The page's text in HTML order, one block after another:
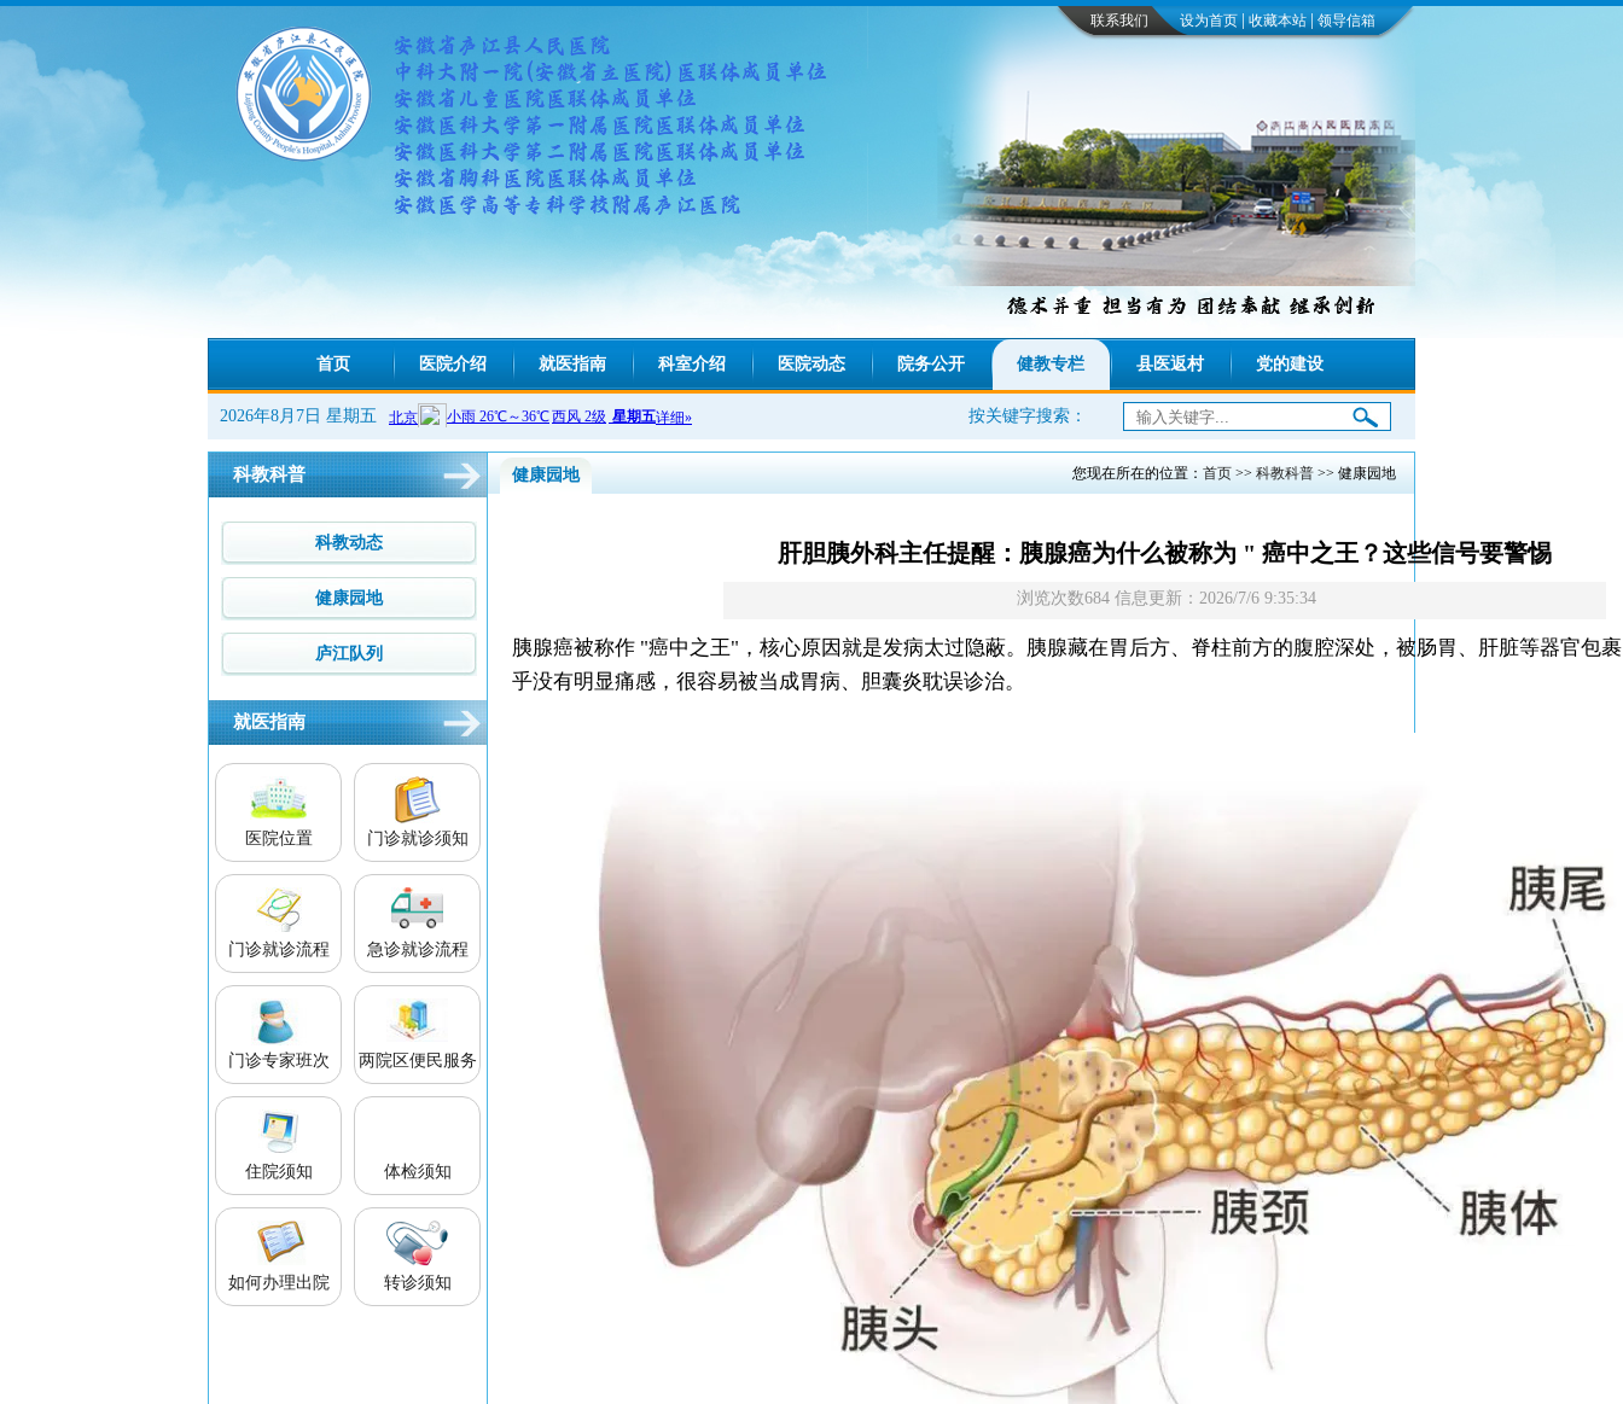
联系我们 设为首页 收藏本站 领导信箱
首页 医院介绍 就医指南 科室介绍 医院动态 院务公开 健教专栏 县医返村 党的建设
2026年8月7日 星期五 按关键字搜索：
科教科普
科教动态
健康园地
庐江队列
就医指南
医院位置 门诊就诊须知
门诊就诊流程 急诊就诊流程
门诊专家班次 两院区便民服务
住院须知 体检须知
如何办理出院 转诊须知
健康园地 您现在所在的位置： 首页 >> 科教科普 >> 健康园地
肝胆胰外科主任提醒：胰腺癌为什么被称为 " 癌中之王？这些信号要警惕
浏览次数684 信息更新：2026/7/6 9:35:34
胰腺癌被称作 "癌中之王"，核心原因就是发病太过隐蔽。胰腺藏在胃后方、脊柱前方的腹腔深处，被肠胃、肝脏等器官包
乎没有明显痛感，很容易被当成胃病、胆囊炎耽误诊治。